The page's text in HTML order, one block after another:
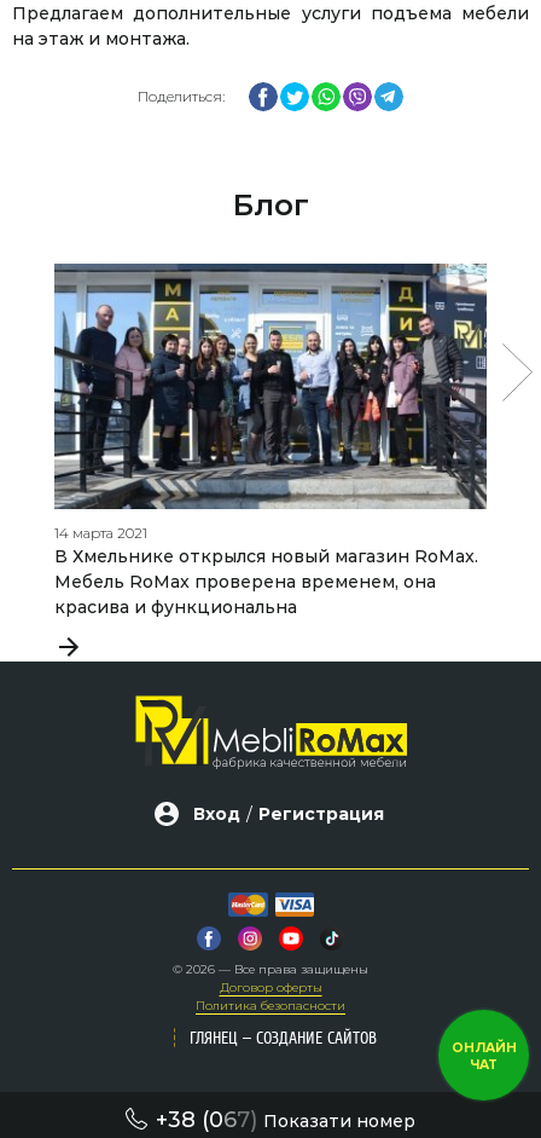
+38 (067) Показати номер
Предлагаем дополнительные услуги подъема мебели
на этаж и монтажа.
Поделиться: Facebook
TwitterWhatsApp
Viber
Блог
14 марта 2021
В Хмельнике открылся новый магазин RoMax.
Мебель RoMax проверена временем, она
красива и функциональна
Вход / Регистрация
© 2026 — Все права защищены
Договор оферты
Политика безопасности
ГЛЯНЕЦ– СОЗДАНИЕ САЙТОВ
ГЛЯНЕЦ– СОЗДАНИЕ САЙТОВ
ОНЛАЙН
ЧАТ